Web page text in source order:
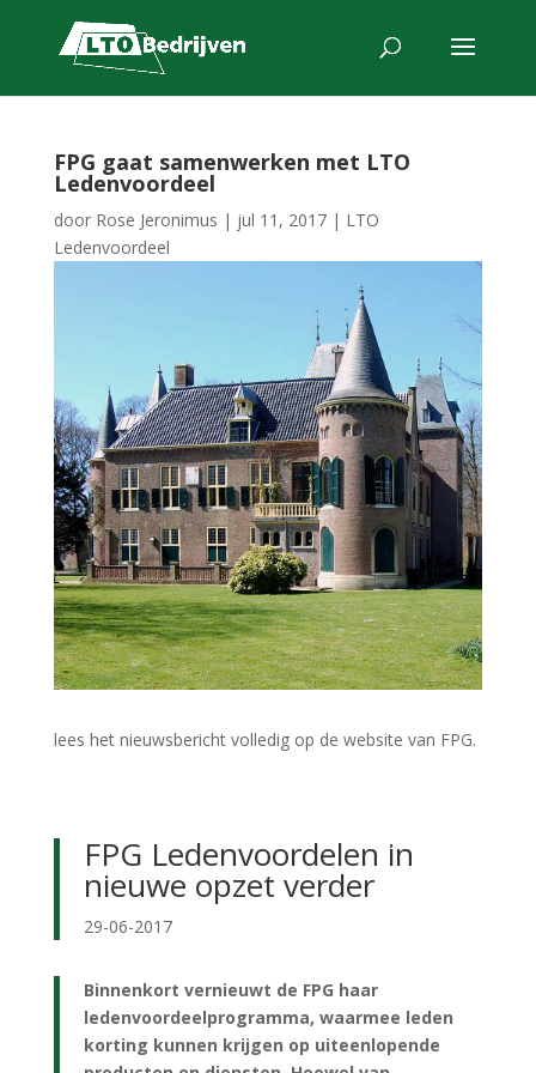
FPG gaat samenwerken met LTO
Ledenvoordeel
door Rose Jeronimus | jul 11, 2017| LTO
Ledenvoordeel
lees het nieuwsbericht volledig op de website van FPG.
FPG Ledenvoordelen in
nieuwe opzet verder
29-06-2017
Binnenkort vernieuwt de FPG haar
ledenvoordeelprogramma, waarmee leden
korting kunnen krijgen op uiteenlopende